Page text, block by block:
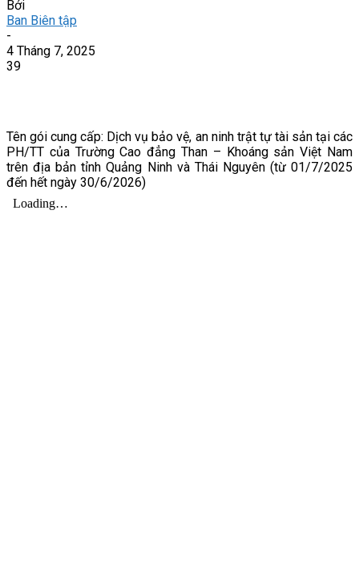
Bởi
Ban Biên tập
-
4 Tháng 7, 2025
39
Tên gói cung cấp: Dịch vụ bảo vệ, an ninh trật tự tài sản tại các
PH/TT của Trường Cao đẳng Than – Khoáng sản Việt Nam
trên địa bản tỉnh Quảng Ninh và Thái Nguyên (từ 01/7/2025
đến hết ngày 30/6/2026)